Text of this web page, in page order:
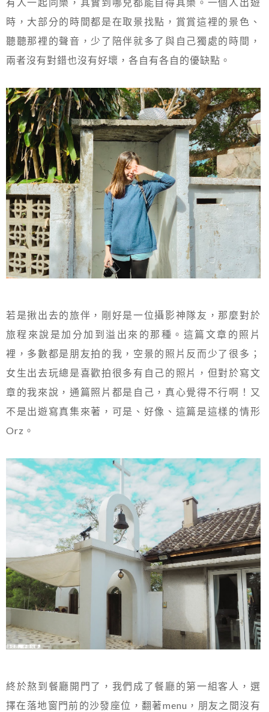
時，大部分的時間都是在取景找點，賞賞這裡的景色、
聽聽那裡的聲音，少了陪伴就多了與自己獨處的時間，
兩者沒有對錯也沒有好壞，各自有各自的優缺點。
若是揪出去的旅伴，剛好是一位攝影神隊友，那麼對於
旅程來說是加分加到溢出來的那種。這篇文章的照片
裡，多數都是朋友拍的我，空景的照片反而少了很多；
女生出去玩總是喜歡拍很多有自己的照片，但對於寫文
章的我來說，通篇照片都是自己，真心覺得不行啊！又
不是出遊寫真集來著，可是、好像、這篇是這樣的情形
Orz。
終於熬到餐廳開門了，我們成了餐廳的第一組客人，選
擇在落地窗門前的沙發座位，翻著menu，朋友之間沒有